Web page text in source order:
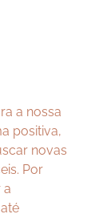
a nossa
positiva,
novas
Por
a